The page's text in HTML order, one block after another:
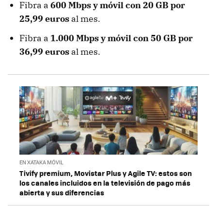
Fibra a 600 Mbps y móvil con 20 GB por
25,99 euros al mes.
Fibra a 1.000 Mbps y móvil con 50 GB por
36,99 euros al mes.
EN XATAKA MÓVIL
Tivify premium, Movistar Plus y Agile TV: estos son
los canales incluidos en la televisión de pago más
abierta y sus diferencias